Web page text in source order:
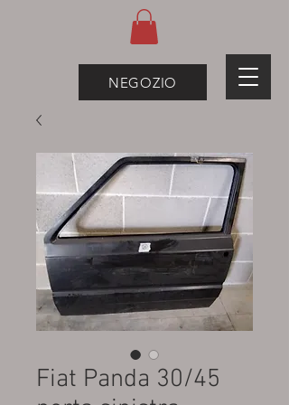
NEGOZIO
Fiat Panda 30/45